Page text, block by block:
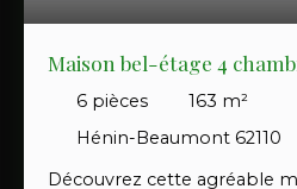
Maison bel-étage 4
de vie – Double garage –
6 pièces 163 m²
Hénin-Beaumont 62110
Découvrez cette agréable